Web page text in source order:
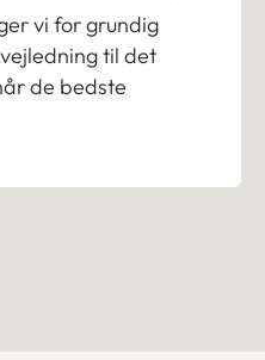
vi for grundig
til det
de bedste